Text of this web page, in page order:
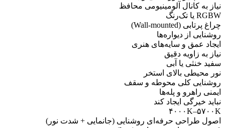
نیاز به کانال آلومینیومی محافظ
RGBW یا تک‌رنگ
چراغ پرتابی (Wall-mounted)
روشنایی از دیواره‌ها
ایجاد عمق و سایه‌های هنری
نیاز به زاویه دقیق
سفید خنثی یا آبی
نور محیطی بالای استخر
روشنایی کلی محوطه و سقف
ایمنی راهرو و پله‌ها
نباید خیرگی ایجاد کند
۴۰۰۰K–۵۷۰۰K
اصول طراحی حرفه‌ای روشنایی (جانمایی + شدت نور)